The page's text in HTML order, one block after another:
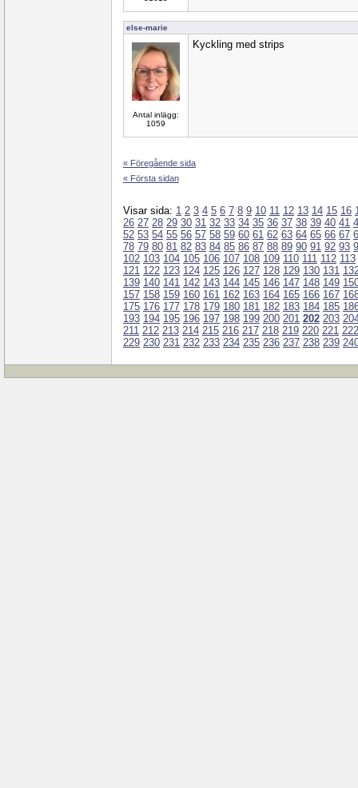
else-marie
Antal inlägg:
1059
Kyckling med strips
« Föregående sida
« Första sidan
Visar sida: 1 2 3 4 5 6 7 8 9 10 11 12 13 14 15 16
26 27 28 29 30 31 32 33 34 35 36 37 38 39 40 41
52 53 54 55 56 57 58 59 60 61 62 63 64 65 66 67
78 79 80 81 82 83 84 85 86 87 88 89 90 91 92 93
102 103 104 105 106 107 108 109 110 111 112 113
121 122 123 124 125 126 127 128 129 130 131
139 140 141 142 143 144 145 146 147 148 149
157 158 159 160 161 162 163 164 165 166 167
175 176 177 178 179 180 181 182 183 184 185
193 194 195 196 197 198 199 200 201 202 203
211 212 213 214 215 216 217 218 219 220 221 222
229 230 231 232 233 234 235 236 237 238 239